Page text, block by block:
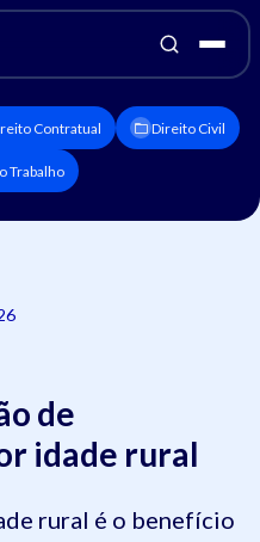
Contratual Direito Civil
Trabalho
de
idade rural
rural é o benefício